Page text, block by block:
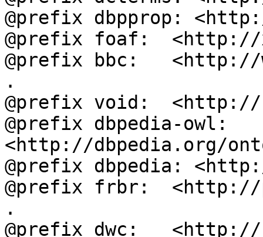
@prefix dbpprop:
@prefix foaf:  <http://
@prefix bbc:   <http://
.
@prefix void:
@prefix dbpedia-owl:
<http://dbpedia.org/
@prefix dbpedia:
@prefix frbr:  <http://
.
@prefix dwc: